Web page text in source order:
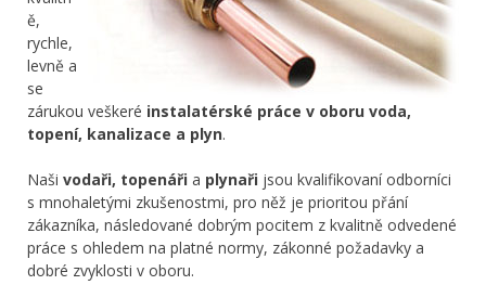
ě,
rychle,
levně a
se
zárukou veškeré instalatérské práce v oboru voda,
topení, kanalizace a plyn.
Naši vodaři, topenáři a plynaři jsou kvalifikovaní odborníci
s mnohaletými zkušenostmi, pro něž je prioritou přání
zákazníka, následované dobrým pocitem z kvalitně odvedené
práce s ohledem na platné normy, zákonné požadavky a
dobré zvyklosti v oboru.